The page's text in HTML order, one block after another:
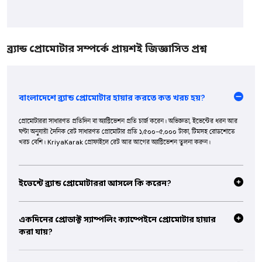
ব্র্যান্ড প্রোমোটার সম্পর্কে প্রায়শই জিজ্ঞাসিত প্রশ্ন
বাংলাদেশে ব্র্যান্ড প্রোমোটার হায়ার করতে কত খরচ হয়?
প্রোমোটাররা সাধারণত প্রতিদিন বা অ্যাক্টিভেশন প্রতি চার্জ করেন। অভিজ্ঞতা, ইভেন্টের ধরন আর
ঘণ্টা অনুযায়ী দৈনিক রেট সাধারণত প্রোমোটার প্রতি ১,৫০০-৫,০০০ টাকা, টিমসহ রোডশোতে
খরচ বেশি। KriyaKarak প্রোফাইলে রেট আর আগের অ্যাক্টিভেশন তুলনা করুন।
ইভেন্টে ব্র্যান্ড প্রোমোটাররা আসলে কি করেন?
লিড সংগ্রহ করেন আর বুথে ট্রাফিক আনেন। অভিজ্ঞ প্রোমোটাররা ছবি আর আনুমানিক কাস্টমার
ইন্টারঅ্যাকশনসহ পোস্ট-ক্যাম্পেইন রিপোর্টও দেন।
একদিনের প্রোডাক্ট স্যাম্পলিং ক্যাম্পেইনে প্রোমোটার হায়ার
করা যায়?